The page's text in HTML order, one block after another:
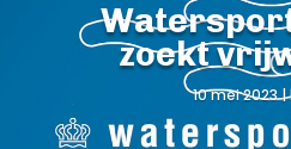
zoekt
10 mei 2023